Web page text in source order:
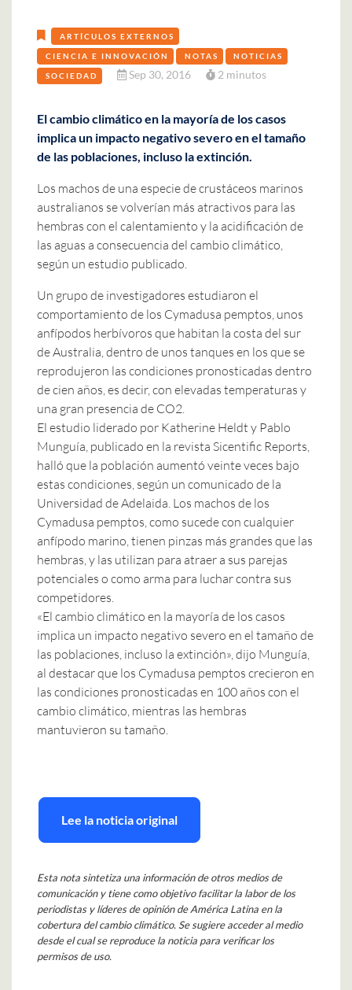
ARTÍCULOS EXTERNOS
CIENCIA E INNOVACIÓN NOTAS NOTICIAS
SOCIEDAD Sep 30, 2016 2 minutos
El cambio climático en la mayoría de los casos
implica un impacto negativo severo en el tamaño
de las poblaciones, incluso la extinción.
Los machos de una especie de crustáceos marinos
australianos se volverían más atractivos para las
hembras con el calentamiento y la acidificación de
las aguas a consecuencia del cambio climático,
según un estudio publicado.
Un grupo de investigadores estudiaron el
comportamiento de los Cymadusa pemptos, unos
anfípodos herbívoros que habitan la costa del sur
de Australia, dentro de unos tanques en los que se
reprodujeron las condiciones pronosticadas dentro
de cien años, es decir, con elevadas temperaturas y
una gran presencia de CO2.
El estudio liderado por Katherine Heldt y Pablo
Munguía, publicado en la revista Sicentific Reports,
halló que la población aumentó veinte veces bajo
estas condiciones, según un comunicado de la
Universidad de Adelaida. Los machos de los
Cymadusa pemptos, como sucede con cualquier
anfípodo marino, tienen pinzas más grandes que las
hembras, y las utilizan para atraer a sus parejas
potenciales o como arma para luchar contra sus
competidores.
«El cambio climático en la mayoría de los casos
implica un impacto negativo severo en el tamaño de
las poblaciones, incluso la extinción», dijo Munguía,
al destacar que los Cymadusa pemptos crecieron en
las condiciones pronosticadas en 100 años con el
cambio climático, mientras las hembras
mantuvieron su tamaño.
Lee la noticia original
Esta nota sintetiza una información de otros medios de
comunicación y tiene como objetivo facilitar la labor de los
periodistas y líderes de opinión de América Latina en la
cobertura del cambio climático. Se sugiere acceder al medio
desde el cual se reproduce la noticia para verificar los
permisos de uso.